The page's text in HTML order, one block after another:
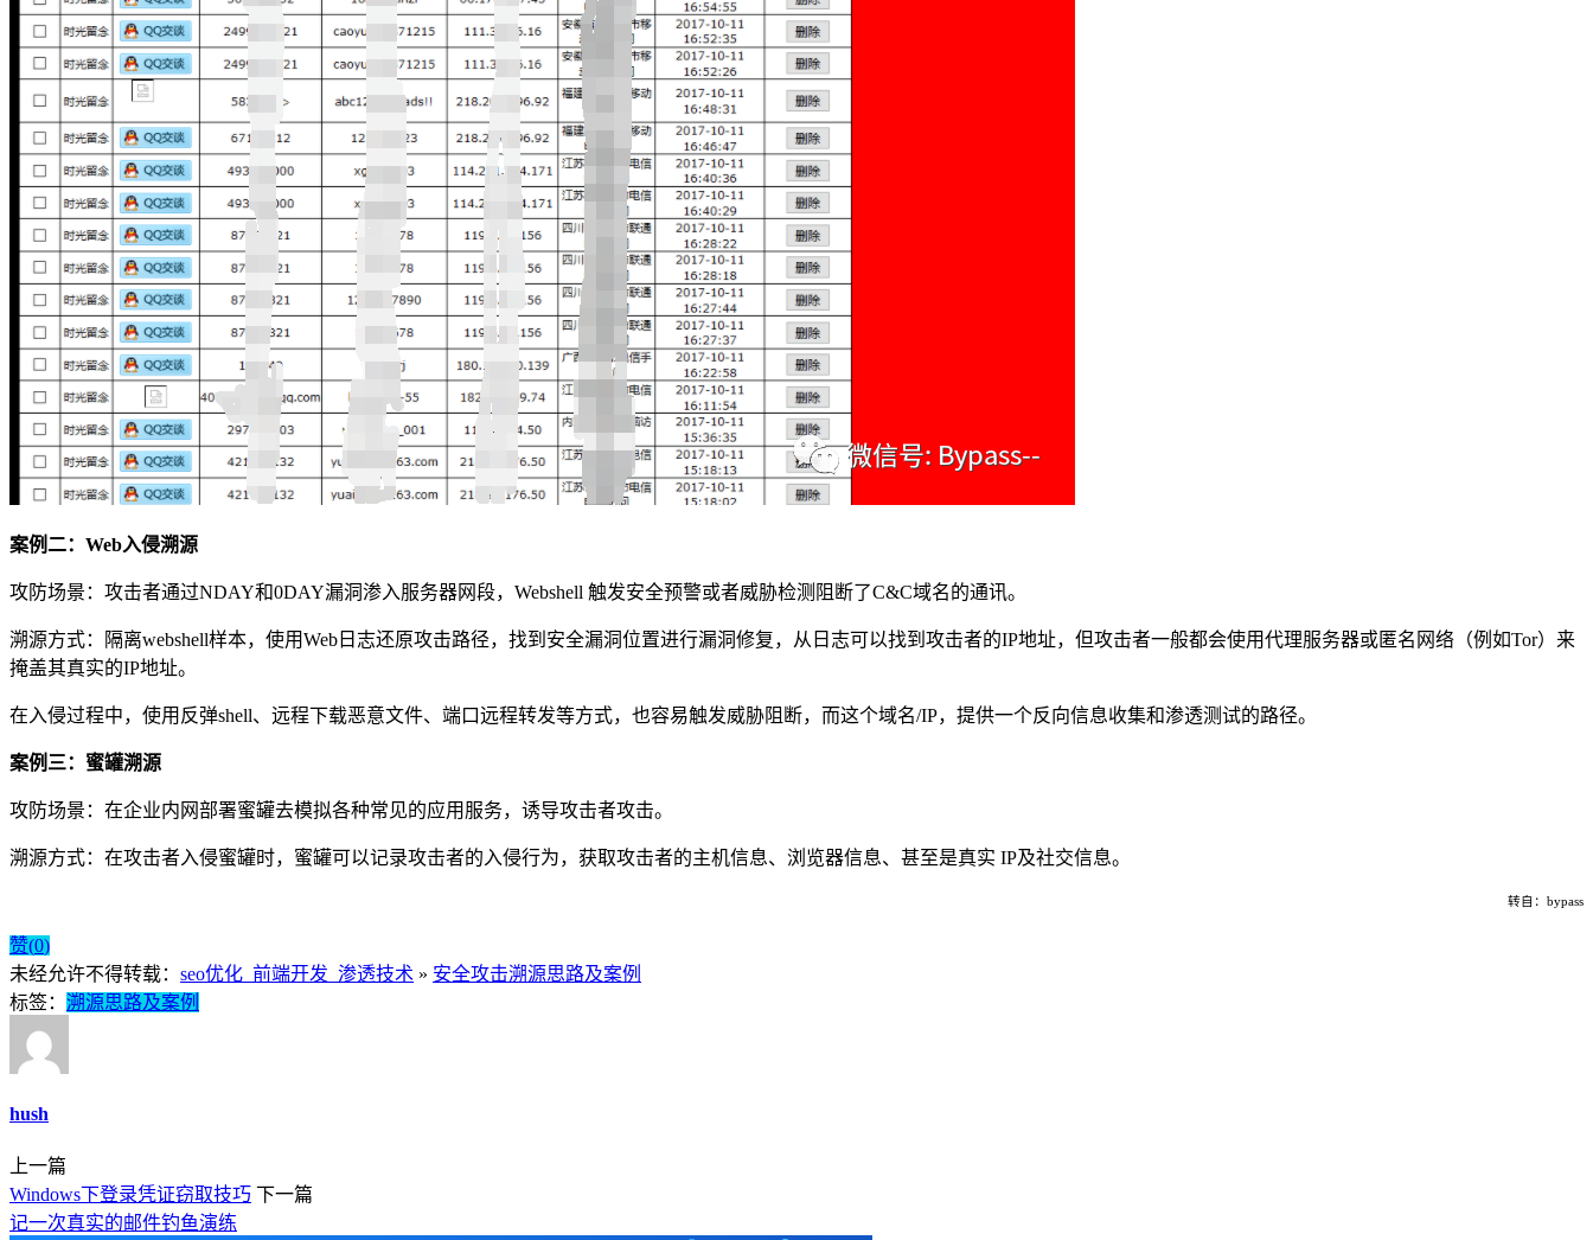
案例二：Web入侵溯源
攻防场景：攻击者通过NDAY和0DAY漏洞渗入服务器网段，Webshell 触发安全预警或者威胁检测阻断了C&C域名的通讯。
溯源方式：隔离webshell样本，使用Web日志还原攻击路径，找到安全漏洞位置进行漏洞修复，从日志可以找到攻击者的IP地址，但攻击者一般都会使用代理服务器或匿名网络（例如Tor）来
掩盖其真实的IP地址。
在入侵过程中，使用反弹shell、远程下载恶意文件、端口远程转发等方式，也容易触发威胁阻断，而这个域名/IP，提供一个反向信息收集和渗透测试的路径。
案例三：蜜罐溯源
攻防场景：在企业内网部署蜜罐去模拟各种常见的应用服务，诱导攻击者攻击。
溯源方式：在攻击者入侵蜜罐时，蜜罐可以记录攻击者的入侵行为，获取攻击者的主机信息、浏览器信息、甚至是真实 IP及社交信息。
转自：bypass
赞(0)
未经允许不得转载： seo优化_前端开发_渗透技术 » 安全攻击溯源思路及案例
标签： 溯源思路及案例
hush
上一篇
Windows下登录凭证窃取技巧 下一篇
记一次真实的邮件钓鱼演练